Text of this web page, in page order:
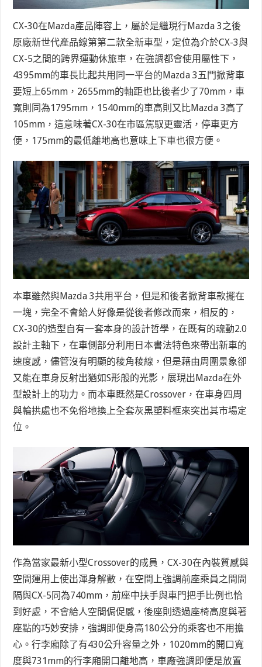
CX-30在Mazda產品陣容上，屬於是繼現行Mazda 3之後
原廠新世代產品線第第二款全新車型，定位為介於CX-3與
CX-5之間的跨界運動休旅車，在強調都會使用屬性下，
4395mm的車長比起共用同一平台的Mazda 3五門掀背車
要短上65mm，2655mm的軸距也比後者少了70mm，車
寬則同為1795mm，1540mm的車高則又比Mazda 3高了
105mm，這意味著CX-30在市區駕馭更靈活，停車更方
便，175mm的最低離地高也意味上下車也很方便。
本車雖然與Mazda 3共用平台，但是和後者掀背車款擺在
一塊，完全不會給人好像是從後者修改而來，相反的，
CX-30的造型自有一套本身的設計哲學，在既有的魂動2.0
設計主軸下，在車側部分利用日本書法特色來帶出新車的
速度感，儘管沒有明顯的稜角稜線，但是藉由周圍景象卻
又能在車身反射出猶如S形般的光影，展現出Mazda在外
型設計上的功力。而本車既然是Crossover，在車身四周
與輪拱處也不免俗地換上全套灰黑塑料框來突出其市場定
位。
作為當家最新小型Crossover的成員，CX-30在內裝質感與
空間運用上使出渾身解數，在空間上強調前座乘員之間間
隔與CX-5同為740mm，前座中扶手與車門把手比例也恰
到好處，不會給人空間侷促感，後座則透過座椅高度與著
座點的巧妙安排，強調即便身高180公分的乘客也不用擔
心。行李廂除了有430公升容量之外，1020mm的開口寬
度與731mm的行李廂開口離地高，車廠強調即便是放置